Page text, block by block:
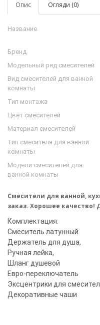
Опис Огляди (0)
Название
Бренд
Модельный ряд смесителей
Вид смесителей для ванной
комнаты
Тип монтажа
Цвет смесителей
Материал смесителей
Тип смесителя для ванной
комнаты
Модели смесителей для
ванной комнаты
Смесители для ванной,
заказ. Хорошее качество!
Комплектация:
Смеситель латунный
Держатель для душа,
Ручная лейка,
Шланг душевой
Евро-переключатель
Эксцентрики для
Декоративные чаши